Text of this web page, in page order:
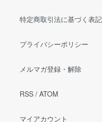
特定商取引法に基づく表記
プライバシーポリシー
メルマガ登録・解除
RSS / ATOM
マイアカウント